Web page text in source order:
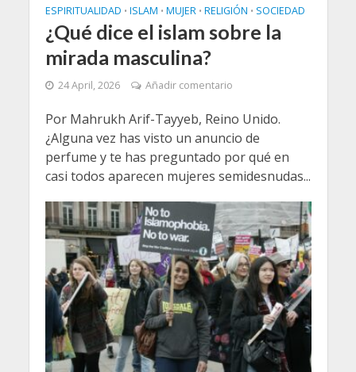
ESPIRITUALIDAD • ISLAM • MUJER • RELIGIÓN • SOCIEDAD
¿Qué dice el islam sobre la
mirada masculina?
24 April, 2026 Añadir comentario
Por Mahrukh Arif-Tayyeb, Reino Unido.
¿Alguna vez has visto un anuncio de
perfume y te has preguntado por qué en
casi todos aparecen mujeres semidesnudas...